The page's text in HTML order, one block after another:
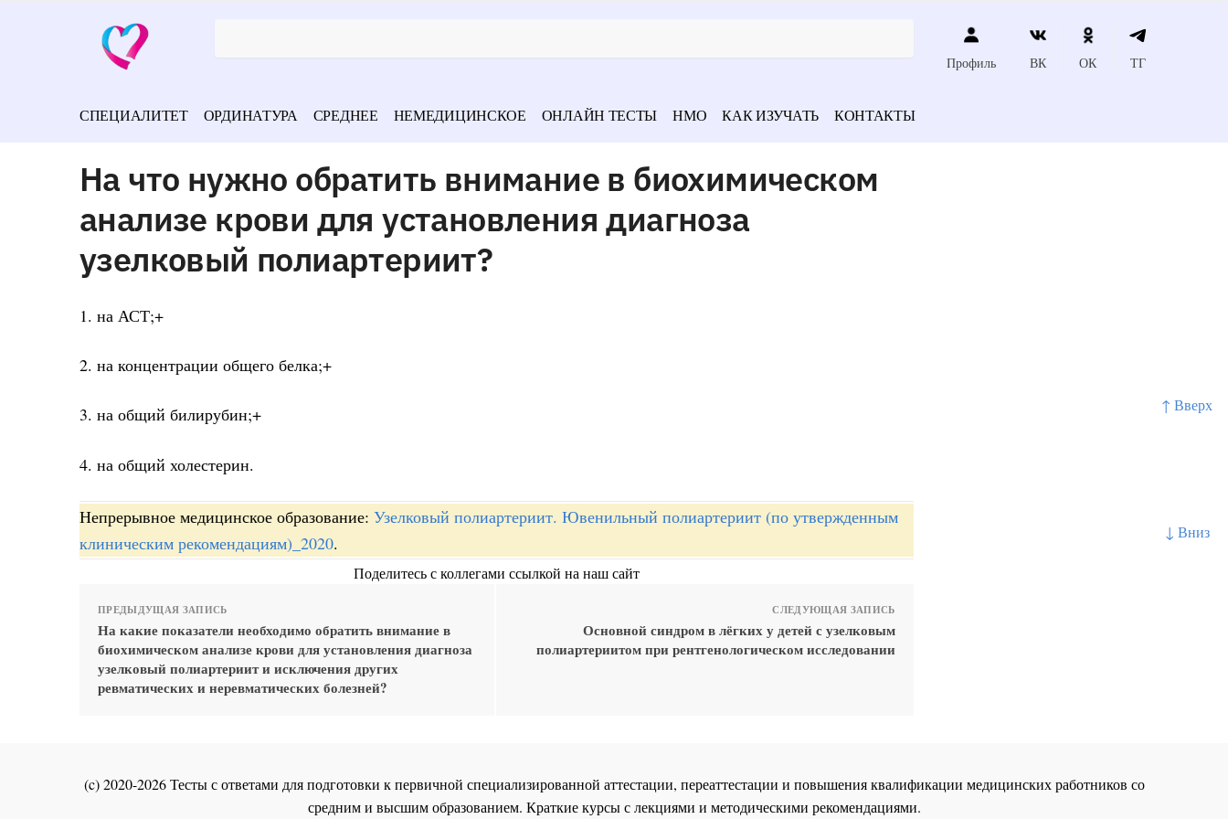
↑ Вверх
↓ Вниз
Профиль ВК ОК ТГ
СПЕЦИАЛИТЕТ ОРДИНАТУРА СРЕДНЕЕ НЕМЕДИЦИНСКОЕ ОНЛАЙН ТЕСТЫ НМО КАК ИЗУЧАТЬ КОНТАКТЫ
На что нужно обратить внимание в биохимическом
анализе крови для установления диагноза
узелковый полиартериит?
1. на АСТ;+
2. на концентрации общего белка;+
3. на общий билирубин;+
4. на общий холестерин.
Непрерывное медицинское образование: Узелковый полиартериит. Ювенильный полиартериит (по утвержденным
клиническим рекомендациям)_2020.
Поделитесь с коллегами ссылкой на наш сайт
ПРЕДЫДУЩАЯ ЗАПИСЬ
На какие показатели необходимо обратить внимание в
биохимическом анализе крови для установления диагноза
узелковый полиартериит и исключения других
ревматических и неревматических болезней?
СЛЕДУЮЩАЯ ЗАПИСЬ
Основной синдром в лёгких у детей с узелковым
полиартериитом при рентгенологическом исследовании
(c) 2020-2026 Тесты с ответами для подготовки к первичной специализированной аттестации, переаттестации и повышения квалификации медицинских работников со
средним и высшим образованием. Краткие курсы с лекциями и методическими рекомендациями.